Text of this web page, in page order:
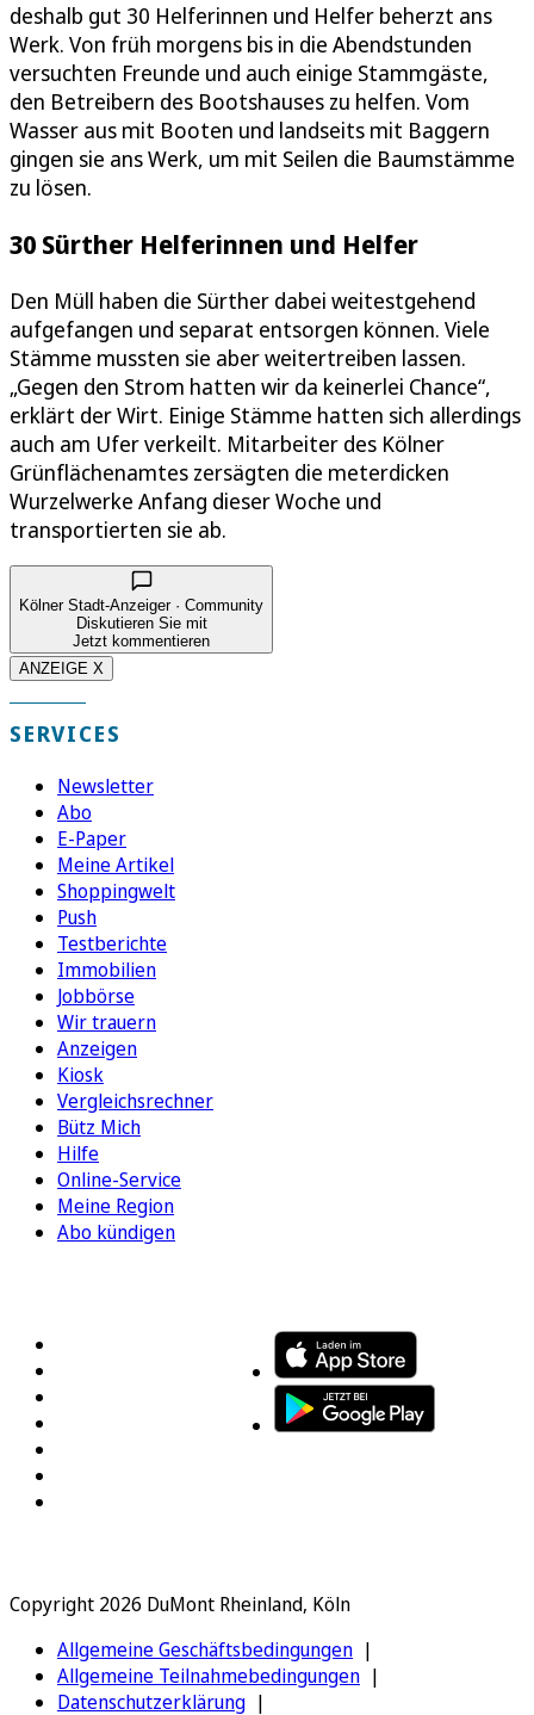
deshalb gut 30 Helferinnen und Helfer beherzt ans
Werk. Von früh morgens bis in die Abendstunden
versuchten Freunde und auch einige Stammgäste,
den Betreibern des Bootshauses zu helfen. Vom
Wasser aus mit Booten und landseits mit Baggern
gingen sie ans Werk, um mit Seilen die Baumstämme
zu lösen.
30 Sürther Helferinnen und Helfer
Den Müll haben die Sürther dabei weitestgehend
aufgefangen und separat entsorgen können. Viele
Stämme mussten sie aber weitertreiben lassen.
„Gegen den Strom hatten wir da keinerlei Chance“,
erklärt der Wirt. Einige Stämme hatten sich allerdings
auch am Ufer verkeilt. Mitarbeiter des Kölner
Grünflächenamtes zersägten die meterdicken
Wurzelwerke Anfang dieser Woche und
transportierten sie ab.
Kölner Stadt-Anzeiger · Community
Diskutieren Sie mit
Jetzt kommentieren
ANZEIGE X
SERVICES
Newsletter
Abo
E-Paper
Meine Artikel
Shoppingwelt
Push
Testberichte
Immobilien
Jobbörse
Wir trauern
Anzeigen
Kiosk
Vergleichsrechner
Bütz Mich
Hilfe
Online-Service
Meine Region
Abo kündigen
Copyright 2026 DuMont Rheinland, Köln
Allgemeine Geschäftsbedingungen
Allgemeine Teilnahmebedingungen
Datenschutzerklärung